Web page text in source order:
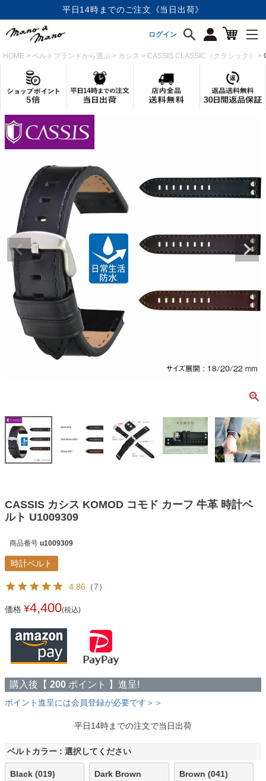
平日14時までのご注文《当日出荷》
店内全品《送料無料》
ログイン
HOME ベルトブランドから選ぶ カシス CASSIS CLASSIC（クラシック）
CASSIS カシス KOMOD コモド カーフ 牛革 時計ベ
ルト U1009309
商品番号 u1009309
時計ベルト
4.86 （7）
価格 ¥4,400(税込)
購入後【 200 ポイント 】進呈!
ポイント進呈には会員登録が必要です＞＞
平日14時までの注文で当日出荷
ベルトカラー 選択してください
Black (019)
Dark Brown
Brown (041)